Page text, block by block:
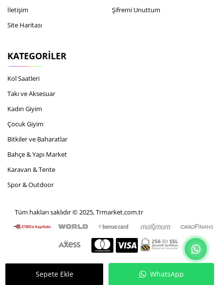
Sepete Ekle WhatsApp
İletişim
Site Haritası
Şifremi Unuttum
KATEGORILER
Kol Saatleri
Takı ve Aksesuar
Kadın Giyim
Çocuk Giyim
Bitkiler ve Baharatlar
Bahçe & Yapı Market
Karavan & Tente
Spor & Outdoor
Tüm hakları saklıdır © 2025, Trmarket.com.tr